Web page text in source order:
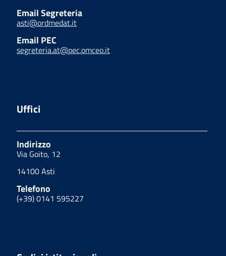
Email Segreteria
asti@ordmedat.it
Email PEC
segreteria.at@pec.omceo.it
Uffici
Indirizzo
Via Goito, 12
14100 Asti
Telefono
(+39) 0141 595227